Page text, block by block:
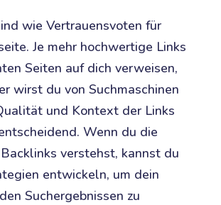
wie Vertrauensvoten für
Je mehr hochwertige Links
Seiten auf dich verweisen,
wirst du von Suchmaschinen
und Kontext der Links
Wenn du die
verstehst, kannst du
entwickeln, um dein
Suchergebnissen zu